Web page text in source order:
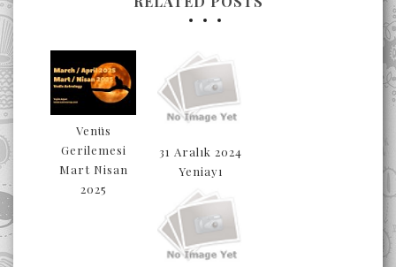
Venüs
Gerilemesi
Mart Nisan
2025
31 Aralık 2024
Yeniayı